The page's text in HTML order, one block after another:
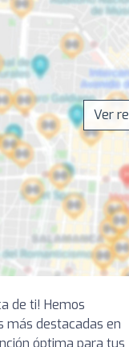
Ver
de ti! Hemos
más destacadas en
óptima para tus